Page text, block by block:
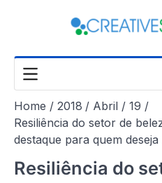
Home 2018 Abril
19
Resiliência do setor de
destaque para quem
Resiliência do